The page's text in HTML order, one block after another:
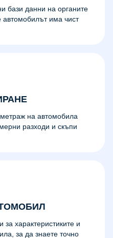
бази данни на органите
има чист
на автомобила
разходи и скъпи
за характеристиките и
за да знаете точно